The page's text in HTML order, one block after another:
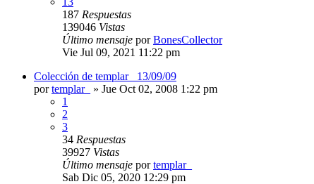
187 Respuestas
139046 Vistas
Último mensaje porBonesCollector
Vie Jul 09, 2021 11:22 pm
Colección de templar_ 13/09/09
portemplar_ » Jue Oct 02, 2008 1:22 pm
1
2
3
34 Respuestas
39927 Vistas
Último mensaje portemplar_
Sab Dic 05, 2020 12:29 pm